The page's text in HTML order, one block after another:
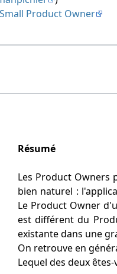
Product Owner
Résumé
Les Product Owners
bien naturel :
Le Product Owner
est différent du
existante dans une
On retrouve en
Lequel des deux